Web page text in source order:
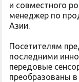
и совместного
менеджер по
Азии.
Посетителям
последними
передовые
преобразованы